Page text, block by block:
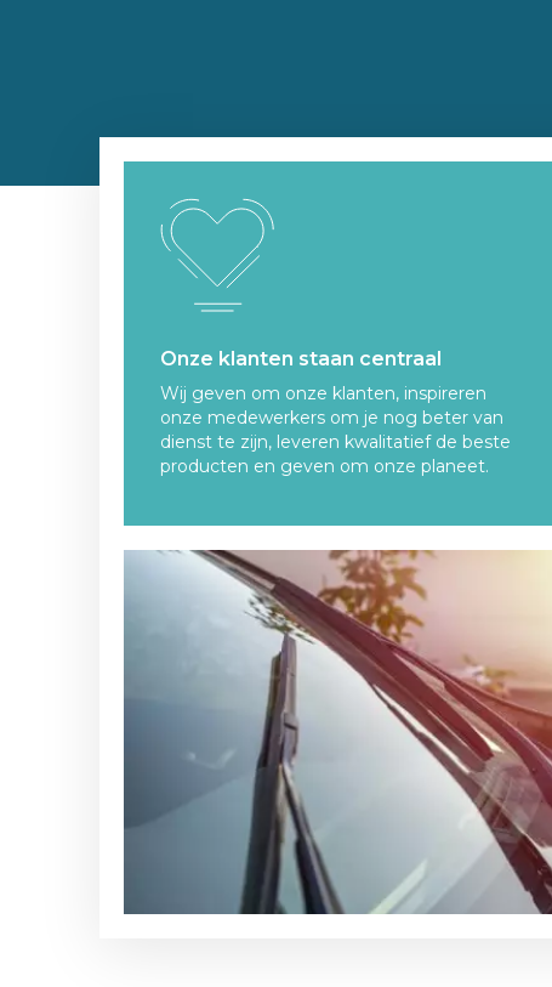
Onze klanten staan centraal
Wij geven om onze klanten, inspireren
onze medewerkers om je nog beter van
dienst te zijn, leveren kwalitatief de beste
producten en geven om onze planeet.